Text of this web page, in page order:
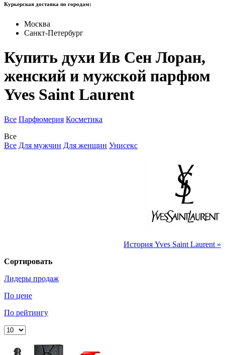
Курьерская доставка по городам:
Москва
Санкт-Петербург
Купить духи Ив Сен Лоран,
женский и мужской парфюм
Yves Saint Laurent
Все Парфюмерия Косметика
Все
Все Для мужчин Для женщин Унисекс
История Yves Saint Laurent »
Сортировать
Лидеры продаж
По цене
По рейтингу